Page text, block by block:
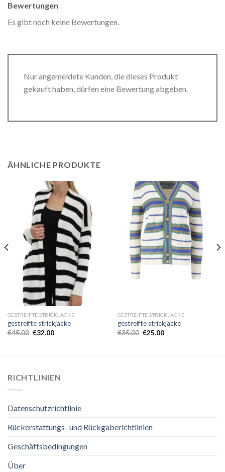
Bewertungen
Es gibt noch keine Bewertungen.
Nur angemeldete Kunden, die dieses Produkt
gekauft haben, dürfen eine Bewertung abgeben.
ÄHNLICHE PRODUKTE
GESTREIFTE STRICKJACKE
gestreifte strickjacke
€45.00 €32.00
GESTREIFTE STRICKJACKE
gestreifte strickjacke
€35.00 €25.00
RICHTLINIEN
Datenschutzrichtlinie
Rückerstattungs- und Rückgaberichtlinien
Geschäftsbedingungen
Über